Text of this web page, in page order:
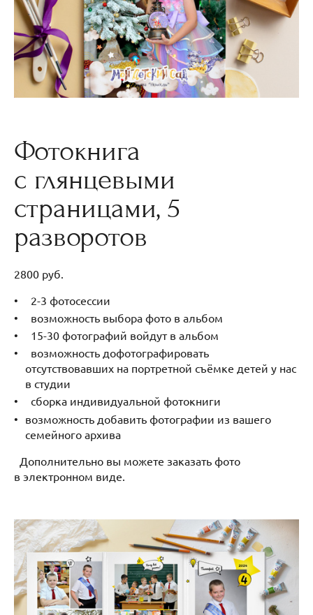
Фотокнига
с глянцевыми
страницами, 5
разворотов
2800 руб.
2-3 фотосессии
возможность выбора фото в альбом
15-30 фотографий войдут в альбом
возможность дофотографировать
отсутствовавших на портретной съёмке детей у нас
в студии
сборка индивидуальной фотокниги
возможность добавить фотографии из вашего
семейного архива
Дополнительно вы можете заказать фото
в электронном виде.